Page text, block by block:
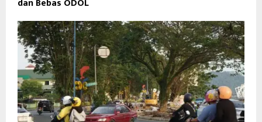
dan Bebas ODOL